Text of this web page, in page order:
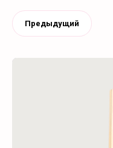
Предыдущий